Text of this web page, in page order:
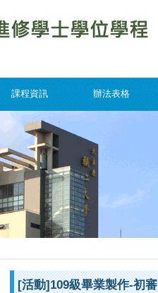
課程資訊 辦法表格
[活動]109級畢業製作-初審